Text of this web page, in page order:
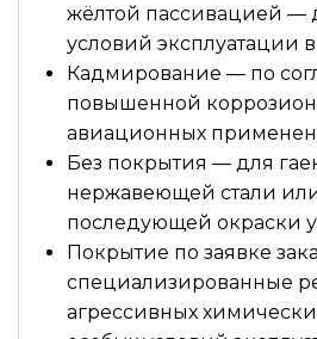
жёлтой пассивацией —
условий эксплуатации
Кадмирование — по
повышенной
авиационных
Без покрытия — для
нержавеющей стали
последующей окраски
Покрытие по заявке
специализированные
агрессивных